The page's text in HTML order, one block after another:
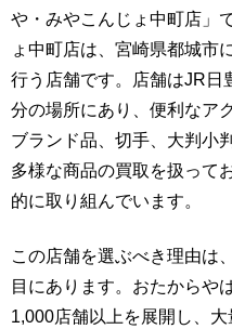
や・みやこんじょ中町店」
ょ中町店は、宮崎県都城市
行う店舗です。店舗はJR日
分の場所にあり、便利なア
ブランド品、切手、大判小
多様な商品の買取を扱って
的に取り組んでいます。
この店舗を選ぶべき理由は
目にあります。おたからや
1,000店舗以上を展開し、